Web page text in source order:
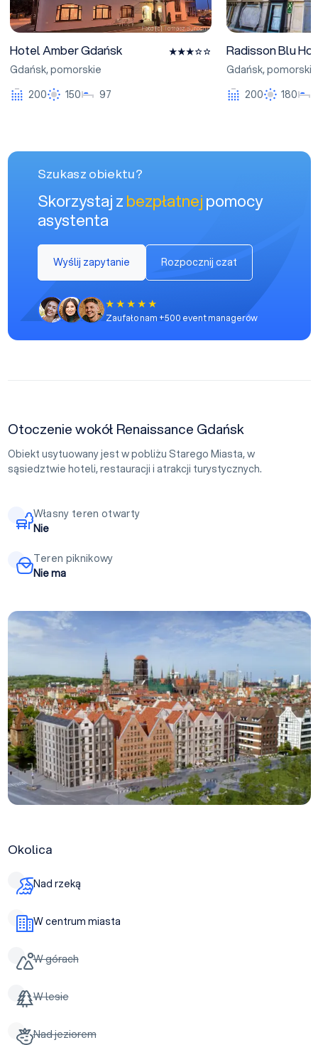
Hotel Amber Gdańsk
Gdańsk,pomorskie
200
150 97
Radisson Blu
Gdańsk,pomorskie
200
180
Szukasz obiektu?
Skorzystaj zbezpłatnejpomocy
asystenta
Wyślij zapytanie Rozpocznij czat
Zaufało nam +500 event managerów
Otoczenie wokół Renaissance Gdańsk
Obiekt usytuowany jest w pobliżu Starego Miasta, w
sąsiedztwie hoteli, restauracji i atrakcji turystycznych.
Własny teren otwarty
Nie
Teren piknikowy
Nie ma
Okolica
Nad rzeką
W centrum miasta
W górach
W lesie
Nad jeziorem